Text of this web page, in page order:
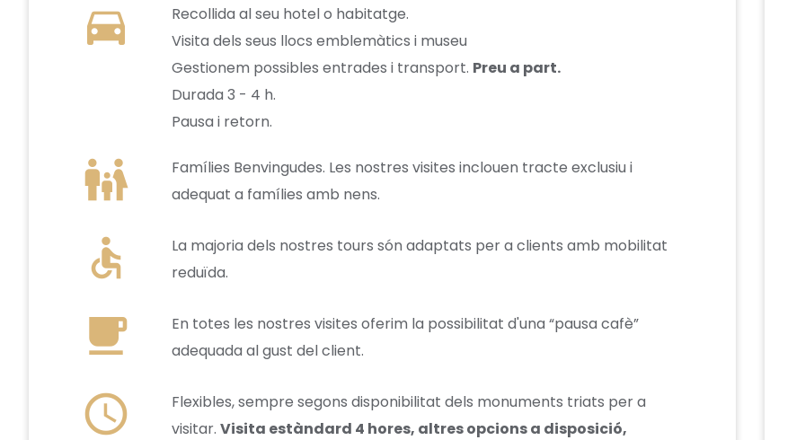
directions_car
Recollida al seu hotel o habitatge.
Visita dels seus llocs emblemàtics i museu
Gestionem possibles entrades i transport. Preu a part.
Durada 3 - 4 h.
Pausa i retorn.
family_restroom
Famílies Benvingudes. Les nostres visites inclouen tracte exclusiu i
adequat a famílies amb nens.
accessible
La majoria dels nostres tours són adaptats per a clients amb mobilitat
reduïda.
local_cafe
En totes les nostres visites oferim la possibilitat d'una “pausa cafè”
adequada al gust del client.
schedule
Flexibles, sempre segons disponibilitat dels monuments triats per a
visitar.Visita estàndard 4 hores, altres opcions a disposició,